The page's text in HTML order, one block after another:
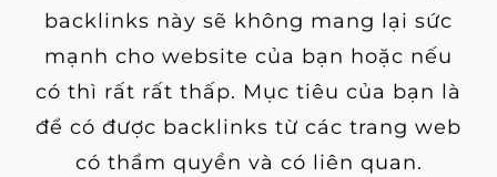
backlinks này sẽ không mang lại sức
mạnh cho website của bạn hoặc nếu
có thì rất rất thấp. Mục tiêu của bạn là
để có được backlinks từ các trang web
có thẩm quyền và có liên quan.